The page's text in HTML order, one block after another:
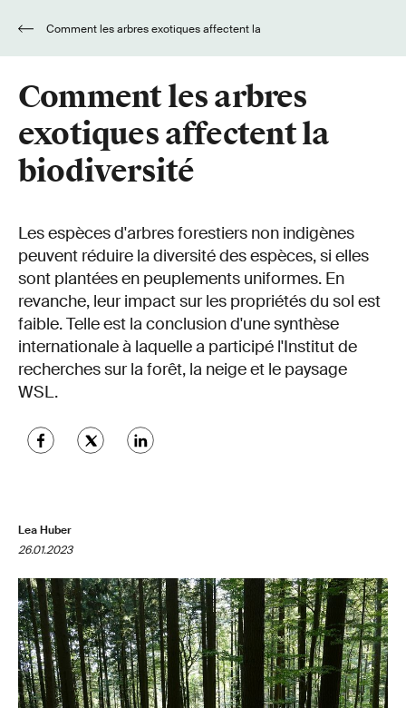
Comment les arbres
exotiques affectent la
biodiversité
Les espèces d'arbres forestiers non indigènes
peuvent réduire la diversité des espèces, si elles
sont plantées en peuplements uniformes. En
revanche, leur impact sur les propriétés du sol est
faible. Telle est la conclusion d'une synthèse
internationale à laquelle a participé l'Institut de
recherches sur la forêt, la neige et le paysage
WSL.
Lea Huber
26.01.2023